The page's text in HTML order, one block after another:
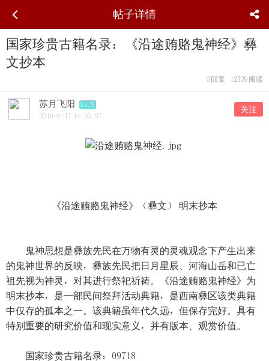
帖子详情
国家珍贵古籍名录：《沿途贿赂鬼神经》彝
文抄本
0 回复 12539 阅读
苏月飞阳
Lv.9
2016-6-17 14:36:57
关注
《沿途贿赂鬼神经》（彝文） 明末抄本
鬼神思想是彝族先民在万物有灵的灵魂观念下产生出来
的鬼神世界的反映，彝族先民把日月星辰、河海山岳和已亡
祖先视为神灵，对其进行祭祀祈祷。《沿途贿赂鬼神经》为
明末抄本，是一部民间祭拜活动典籍，是西南彝区该类典籍
中仅存的孤本之一。该典籍虽年代久远，但保存完好。具有
特别重要的研究价值和现实意义，并有版本、观赏价值。
国家珍贵古籍名录：09718